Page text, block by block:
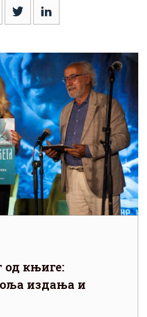
од књиге:
издања и